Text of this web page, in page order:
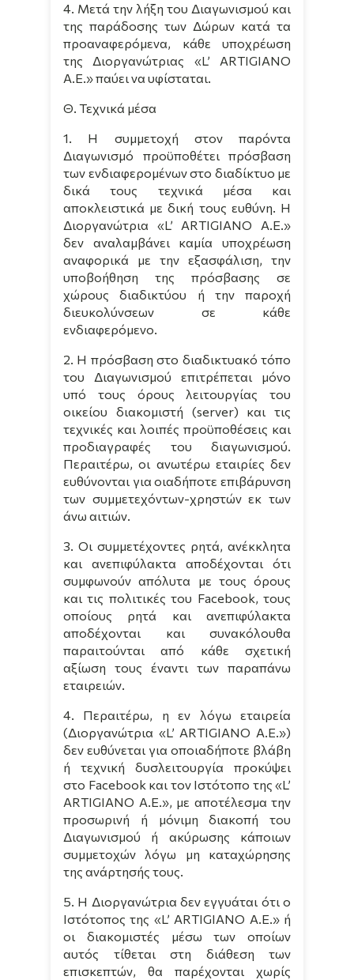
4. Μετά την λήξη του Διαγωνισμού και
της παράδοσης των Δώρων κατά τα
προαναφερόμενα, κάθε υποχρέωση
της Διοργανώτριας «L’ ARTIGIANO
A.E.» παύει να υφίσταται.
Θ. Τεχνικά μέσα
1. Η συμμετοχή στον παρόντα
Διαγωνισμό προϋποθέτει πρόσβαση
των ενδιαφερομένων στο διαδίκτυο με
δικά τους τεχνικά μέσα και
αποκλειστικά με δική τους ευθύνη. Η
Διοργανώτρια «L’ ARTIGIANO A.E.»
δεν αναλαμβάνει καμία υποχρέωση
αναφορικά με την εξασφάλιση, την
υποβοήθηση της πρόσβασης σε
χώρους διαδικτύου ή την παροχή
διευκολύνσεων σε κάθε
ενδιαφερόμενο.
2. Η πρόσβαση στο διαδικτυακό τόπο
του Διαγωνισμού επιτρέπεται μόνο
υπό τους όρους λειτουργίας του
οικείου διακομιστή (server) και τις
τεχνικές και λοιπές προϋποθέσεις και
προδιαγραφές του διαγωνισμού.
Περαιτέρω, οι ανωτέρω εταιρίες δεν
ευθύνονται για οιαδήποτε επιβάρυνση
των συμμετεχόντων-χρηστών εκ των
άνω αιτιών.
3. Οι συμμετέχοντες ρητά, ανέκκλητα
και ανεπιφύλακτα αποδέχονται ότι
συμφωνούν απόλυτα με τους όρους
και τις πολιτικές του Facebook, τους
οποίους ρητά και ανεπιφύλακτα
αποδέχονται και συνακόλουθα
παραιτούνται από κάθε σχετική
αξίωση τους έναντι των παραπάνω
εταιρειών.
4. Περαιτέρω, η εν λόγω εταιρεία
(Διοργανώτρια «L’ ARTIGIANO A.E.»)
δεν ευθύνεται για οποιαδήποτε βλάβη
ή τεχνική δυσλειτουργία προκύψει
στο Facebook και τον Ιστότοπο της «L’
ARTIGIANO A.E.», με αποτέλεσμα την
προσωρινή ή μόνιμη διακοπή του
Διαγωνισμού ή ακύρωσης κάποιων
συμμετοχών λόγω μη καταχώρησης
της ανάρτησής τους.
5. Η Διοργανώτρια δεν εγγυάται ότι ο
Ιστότοπος της «L’ ARTIGIANO A.E.» ή
οι διακομιστές μέσω των οποίων
αυτός τίθεται στη διάθεση των
επισκεπτών, θα παρέχονται χωρίς